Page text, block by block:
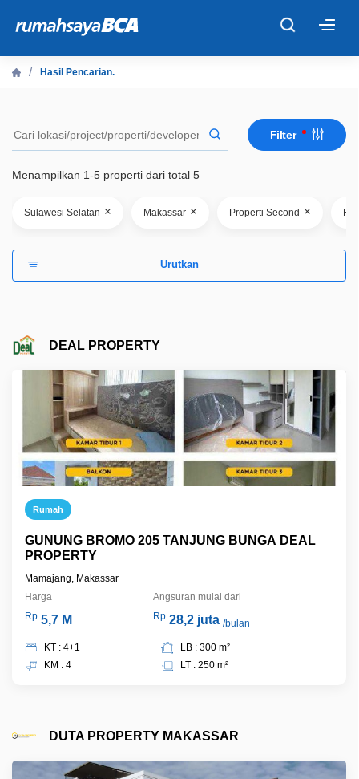
Cari Tahu
Fitur Unggulan
Hasil Pencarian.
Filter
Menampilkan 1-5 properti dari total 5
Sulawesi Selatan × Makassar × Properti Second ×
Urutkan
DEAL PROPERTY
Rumah
GUNUNG BROMO 205 TANJUNG BUNGA DEAL
PROPERTY
Mamajang, Makassar
Harga
Rp 5,7 M
Angsuran mulai dari
Rp 28,2 juta /bulan
KT : 4+1
KM : 4
LB : 300 m²
LT : 250 m²
DUTA PROPERTY MAKASSAR